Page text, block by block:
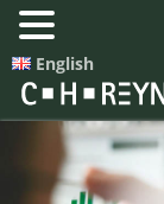
English